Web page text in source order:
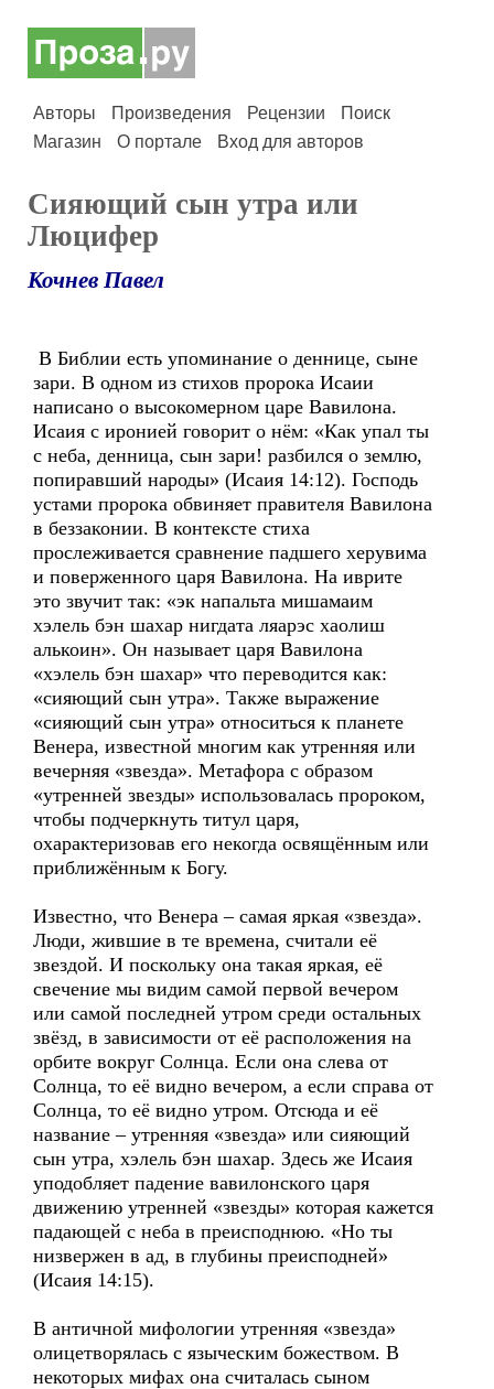
Авторы Произведения Рецензии
Поиск
Магазин
О портале Вход для авторов
Сияющий сын утра или
Люцифер
Кочнев Павел
В Библии есть упоминание о деннице, сыне
зари. В одном из стихов пророка Исаии
написано о высокомерном царе Вавилона.
Исаия с иронией говорит о нём: «Как упал ты
с неба, денница, сын зари! разбился о землю,
попиравший народы» (Исаия 14:12). Господь
устами пророка обвиняет правителя Вавилона
в беззаконии. В контексте стиха
прослеживается сравнение падшего херувима
и поверженного царя Вавилона. На иврите
это звучит так: «эк напальта мишамаим
хэлель бэн шахар нигдата ляарэс хаолиш
алькоин». Он называет царя Вавилона
«хэлель бэн шахар» что переводится как:
«сияющий сын утра». Также выражение
«сияющий сын утра» относиться к планете
Венера, известной многим как утренняя или
вечерняя «звезда». Метафора с образом
«утренней звезды» использовалась пророком,
чтобы подчеркнуть титул царя,
охарактеризовав его некогда освящённым или
приближённым к Богу.
Известно, что Венера – самая яркая «звезда».
Люди, жившие в те времена, считали её
звездой. И поскольку она такая яркая, её
свечение мы видим самой первой вечером
или самой последней утром среди остальных
звёзд, в зависимости от её расположения на
орбите вокруг Солнца. Если она слева от
Солнца, то её видно вечером, а если справа от
Солнца, то её видно утром. Отсюда и её
название – утренняя «звезда» или сияющий
сын утра, хэлель бэн шахар. Здесь же Исаия
уподобляет падение вавилонского царя
движению утренней «звезды» которая кажется
падающей с неба в преисподнюю. «Но ты
низвержен в ад, в глубины преисподней»
(Исаия 14:15).
В античной мифологии утренняя «звезда»
олицетворялась с языческим божеством. В
некоторых мифах она считалась сыном